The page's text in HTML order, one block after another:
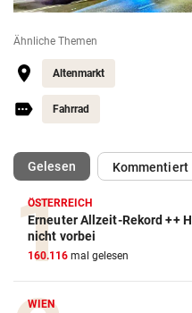
Ähnliche Themen
Altenmarkt
Fahrrad
Gelesen(ausgewählt)Kommentiert
ÖSTERREICH
Erneuter Allzeit-Rekord ++
nicht vorbei
160.116 mal gelesen
WIEN